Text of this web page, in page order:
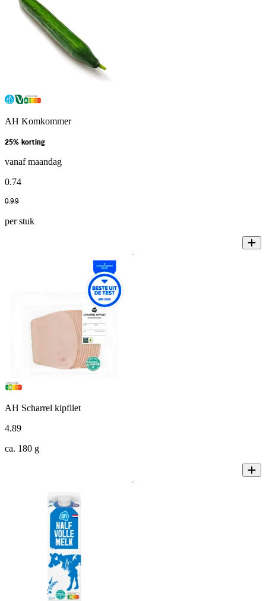
AH Komkommer
25% korting
vanaf maandag
0.74
0.99
per stuk
AH Scharrel kipfilet
4.89
ca. 180 g